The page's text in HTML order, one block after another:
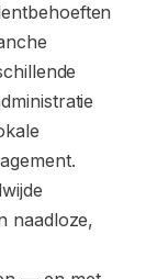
naadloze,